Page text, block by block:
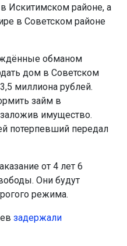
Искитимском районе, а
в Советском районе
обманом
дом в Советском
миллиона рублей.
займ в
имущество.
потерпевший передал
от 4 лет 6
Они будут
режима.
задержали